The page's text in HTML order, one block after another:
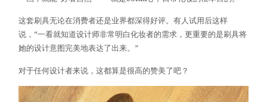
这套刷具无论在消费者还是业界都深得好评。有人试用后这样
说，“一看就知道设计师非常明白化妆者的需求，更重要的是刷具将
她的设计意图完美地表达了出来。”
对于任何设计者来说，这都算是很高的赞美了吧？